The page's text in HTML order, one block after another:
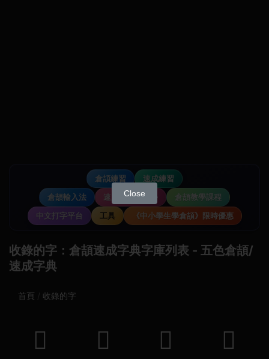
倉頡練習
速成練習
倉頡輸入法
速成輸入法教學
倉頡教學課程
中文打字平台
工具 《中小學生學倉頡》限時優惠
收錄的字：倉頡速成字典字庫列表 - 五色倉頡/
速成字典
首頁 收錄的字
𤾺 𤯙 𤟸 𥎛
Close